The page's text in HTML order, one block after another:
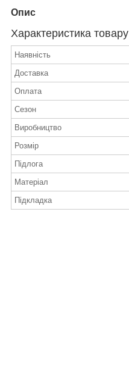
Опис
Характеристика товару
Наявність
Доставка
Оплата
Сезон
Виробництво
Розмір
Підлога
Матеріал
Підкладка